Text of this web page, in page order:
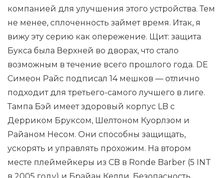
компанией для улучшения этого устройства. Тем
не менее, сплоченность займет время. Итак, я
вижу эту серию как опережение. Щит: защита
Букса была Верхней во дворах, что стало
возможным в течение всего прошлого года. DE
Симеон Райс подписал 14 мешков — отлично
подходит для третьего-самого лучшего в лиге.
Тампа Бэй имеет здоровый корпус LB с
Дерриком Бруксом, Шелтоном Куорлзом и
Райаном Несом. Они способны защищать,
ускорять и управлять прохожим. На втором
месте плеймейкеры из CB в Ronde Barber (5 INT